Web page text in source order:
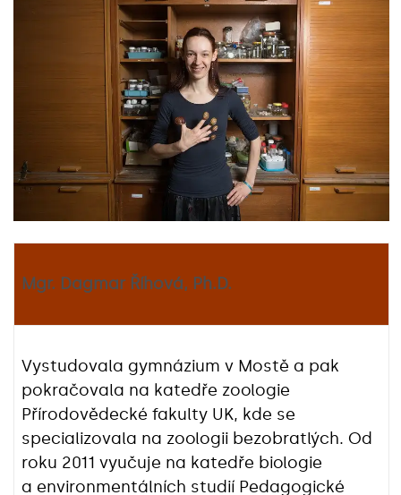
Mgr. Dagmar Říhová, Ph.D.
Vystudovala gymnázium v Mostě a pak
pokračovala na katedře zoologie
Přírodovědecké fakulty UK, kde se
specializovala na zoologii bezobratlých. Od
roku 2011 vyučuje na katedře biologie
a environmentálních studií Pedagogické